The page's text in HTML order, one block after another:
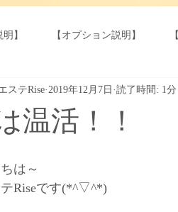
】 【オプション説明】
ーポン】 【口コミ】 【
温活！！
ステRise 2019年12月7日 読了時間: 1分
は～
Riseです(*^▽^*)